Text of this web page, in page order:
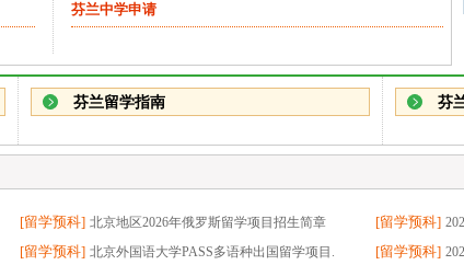
芬兰中学申请
芬兰留学指南 芬
[留学预科] 北京地区2026年俄罗斯留学项目招生简章 [留学预科]
[留学预科] 北京外国语大学PASS多语种出国留学项目. [留学预科]